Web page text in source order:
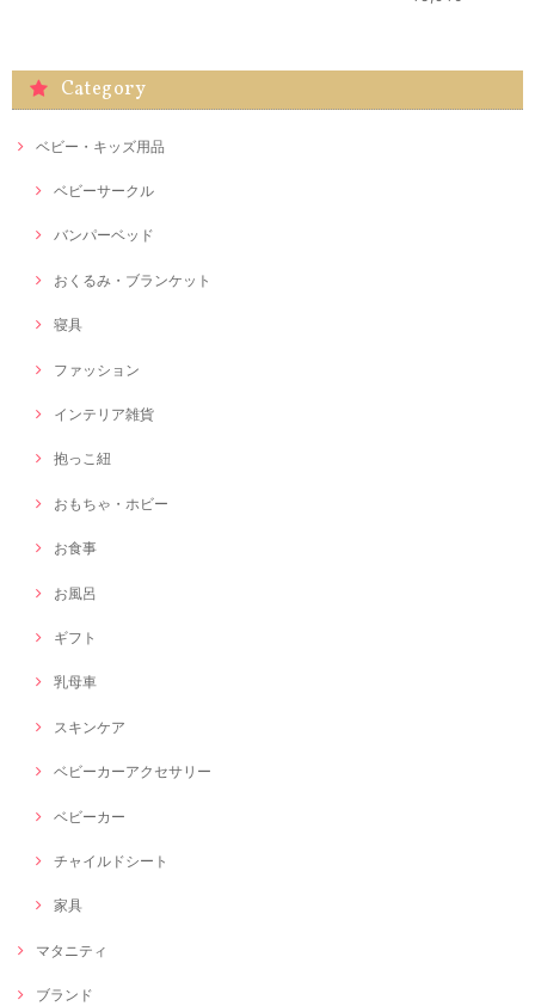
Category
ベビー・キッズ用品
ベビーサークル
バンパーベッド
おくるみ・ブランケット
寝具
ファッション
インテリア雑貨
抱っこ紐
おもちゃ・ホビー
お食事
お風呂
ギフト
乳母車
スキンケア
ベビーカーアクセサリー
ベビーカー
チャイルドシート
家具
マタニティ
ブランド